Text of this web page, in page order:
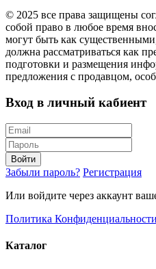
© 2025 все права защищены
собой право в любое время
могут быть как
должна рассматриваться как
подготовки и размещения
предложения с продавцом,
Вход в личный кабиент
Войти
Забыли пароль? Регистрация
Или войдите через аккаунт
Политика Конфиденциальности
Каталог